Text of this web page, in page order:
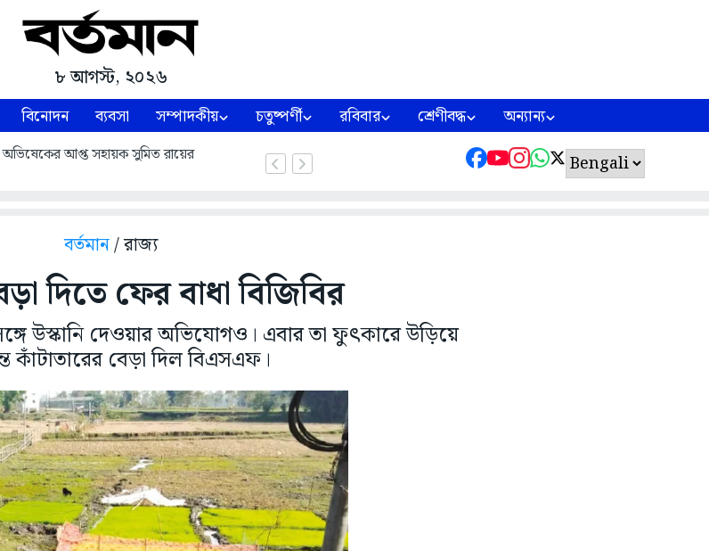
৮ আগস্ট, ২০২৬
বিনোদন ব্যবসা সম্পাদকীয় চতুষ্পর্ণী রবিবার শ্রেণীবদ্ধ অন্যান্য
অভিষেকের আপ্ত সহায়ক সুমিত রায়ের
বর্তমান/ রাজ্য
দিতে ফের বাধা বিজিবির
উস্কানি দেওয়ার অভিযোগও। এবার তা ফুৎকারে উড়িয়ে
কাঁটাতারের বেড়া দিল বিএসএফ।